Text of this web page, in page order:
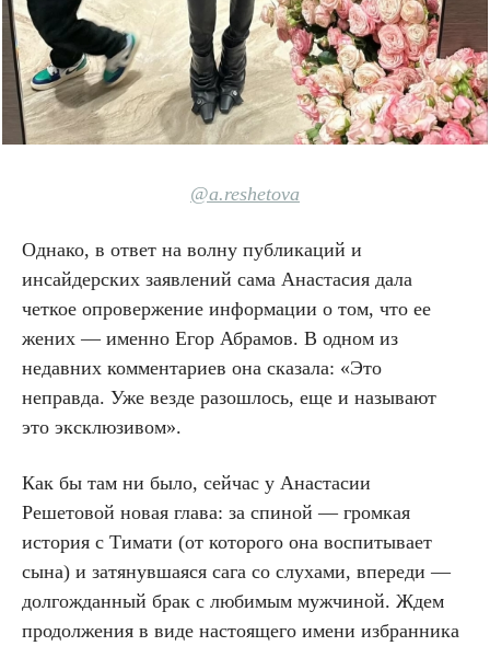
@a.reshetova
Однако, в ответ на волну публикаций и
инсайдерских заявлений сама Анастасия дала
четкое опровержение информации о том, что ее
жених — именно Егор Абрамов. В одном из
недавних комментариев она сказала: «Это
неправда. Уже везде разошлось, еще и называют
это эксклюзивом».
Как бы там ни было, сейчас у Анастасии
Решетовой новая глава: за спиной — громкая
история с Тимати (от которого она воспитывает
сына) и затянувшаяся сага со слухами, впереди —
долгожданный брак с любимым мужчиной. Ждем
продолжения в виде настоящего имени избранника